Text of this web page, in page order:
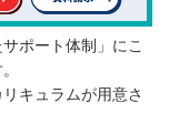
ポート体制」にこ
キュラムが用意さ